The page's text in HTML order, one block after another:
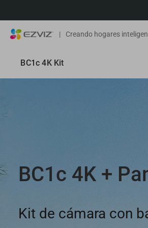
| Creando hogares
BC1c 4K Kit
BC1c 4K +
Kit de cámara con